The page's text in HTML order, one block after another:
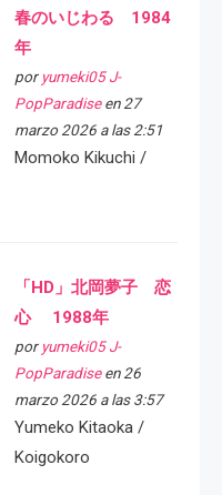
春のいじわる 1984
年
por yumeki05 J-
PopParadiseen 27
marzo 2026 a las 2:51
Momoko Kikuchi /
「HD」北岡夢子 恋
心 1988年
por yumeki05 J-
PopParadiseen 26
marzo 2026 a las 3:57
Yumeko Kitaoka /
Koigokoro